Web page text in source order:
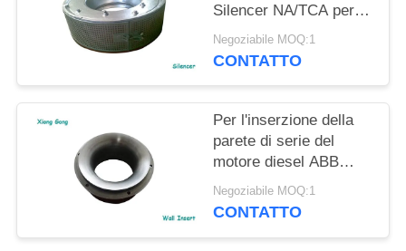
Silencer NA/TCA per il
motore diesel della
nave
Negoziabile MOQ:1
CONTATTO
Per l'inserzione della
parete di serie del
motore diesel ABB
Marine Turbocharger
Parts VTC della nave
Negoziabile MOQ:1
CONTATTO